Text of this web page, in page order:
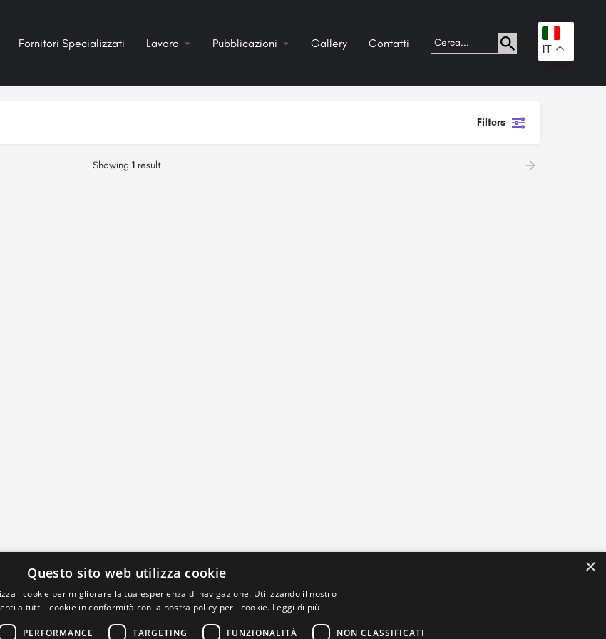
Fornitori Specializzati Lavoro Pubblicazioni Gallery Contatti . IT
Filters
Showing 1 result
×
Questo sito web utilizza cookie
i cookie per migliorare la tua esperienza di navigazione. Utilizzando il nostro
a tutti i cookie in conformità con la nostra policy per i cookie. Leggi di più
PERFORMANCE TARGETING FUNZIONALITÀ NON CLASSIFICATI